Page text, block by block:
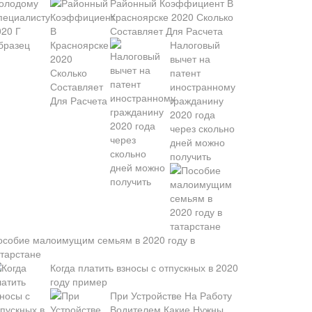
Районный Коэффициент В
Красноярске 2020 Сколько
Составляет Для Расчета
Налоговый
вычет на
патент
иностранному
гражданину
2020 года
через скольно
дней можно
получить
малоимущим семьям в 2020 году в
Когда платить взносы с отпускных в 2020
году пример
При Устройстве На Работу
Водителем Какие Нужны